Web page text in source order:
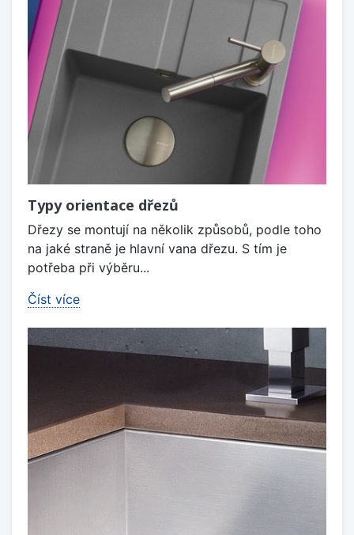
Typy orientace dřezů
Dřezy se montují na několik způsobů, podle toho
na jaké straně je hlavní vana dřezu. S tím je
potřeba při výběru...
Číst více